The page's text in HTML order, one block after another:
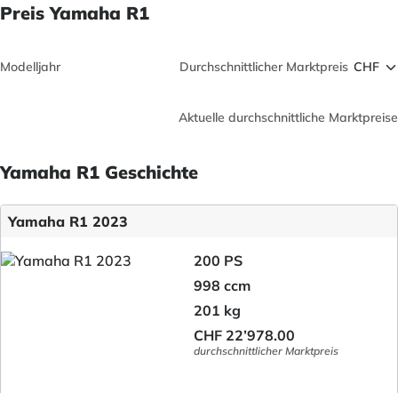
Preis Yamaha R1
Modelljahr Durchschnittlicher Marktpreis
Aktuelle durchschnittliche Marktpreise
Yamaha R1 Geschichte
Yamaha R1 2023
200 PS
998 ccm
201 kg
CHF 22’978.00
durchschnittlicher Marktpreis